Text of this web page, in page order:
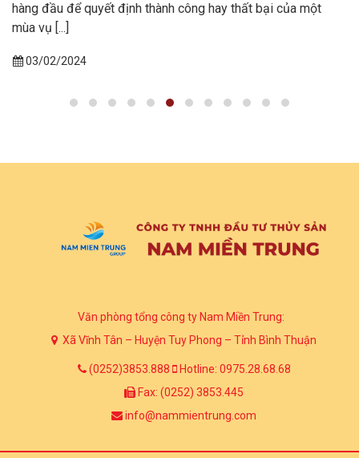
hàng đầu để quyết định thành công hay thất bại của một
mùa vụ [...]
03/02/2024
Văn phòng tổng công ty Nam Miền Trung:
Xã Vĩnh Tân – Huyện Tuy Phong – Tỉnh Bình Thuận
(0252)3853.888 Hotline: 0975.28.68.68
Fax: (0252) 3853.445
info@nammientrung.com